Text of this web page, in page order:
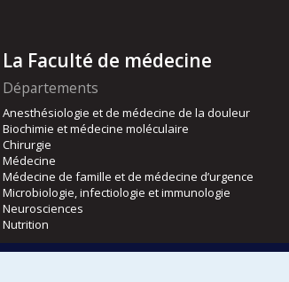
La Faculté de médecine
Départements
Anesthésiologie et de médecine de la douleur
Biochimie et médecine moléculaire
Chirurgie
Médecine
Médecine de famille et de médecine d’urgence
Microbiologie, infectiologie et immunologie
Neurosciences
Nutrition